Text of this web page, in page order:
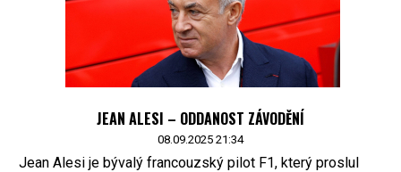
JEAN ALESI – ODDANOST ZÁVODĚNÍ
08.09.2025 21:34
Jean Alesi je bývalý francouzský pilot F1, který proslul